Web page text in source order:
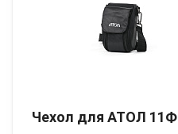
Чехол для АТОЛ 11Ф